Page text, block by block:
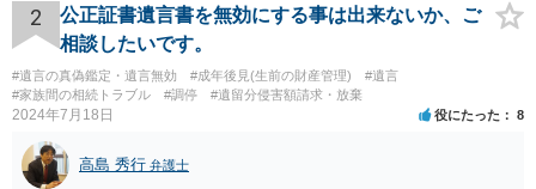
ってみましょう。 その上で、一般論として回答するなら、和解案と判
決は（ケースによって程度の差はあっても）食い違うことが多いで
す。 金額は適当ですが、例えば判決で１００万円支払え、という結論
になりそうな場合、 そのまま１００万円を和解案として提示しても、
判決と変わらないなら払う側としてはあまり和解に応じようという気
のまま判決で１００万円支払いとなるより、７０万円でまとめた方が
マシ」ということで、 合意の可能性が出てきます。 応じるかどうか
2
公正証書遺言書を無効にする事は出来ないか、ご
相談したいです。
#遺言の真偽鑑定・遺言無効 #成年後見(生前の財産管理)
#遺言
#家族間の相続トラブル
#調停 #遺留分侵害額請求・放棄
2024年7月18日 役にたった 8
高島 秀行 弁護士